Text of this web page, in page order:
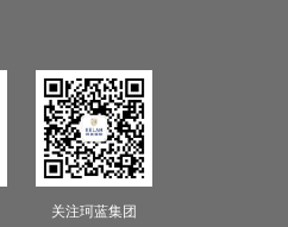
关注珂蓝集团